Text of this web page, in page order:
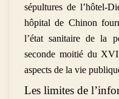
sépultures de l’hôtel-
hôpital de Chinon
l’état sanitaire de la
seconde moitié du
aspects de la vie
Les limites de